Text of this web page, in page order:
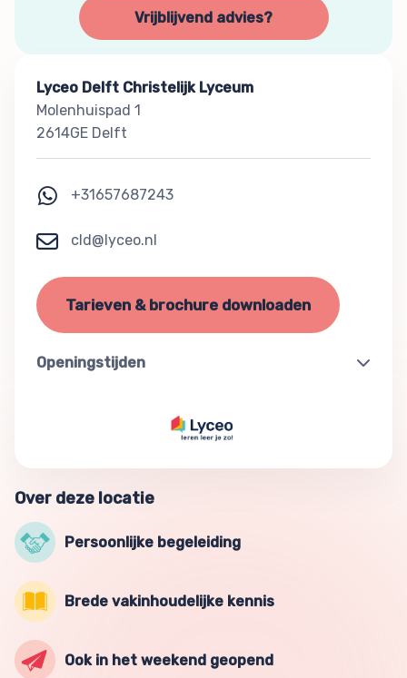
Vrijblijvend advies?
Lyceo Delft Christelijk Lyceum
Molenhuispad 1
2614GE Delft
+31657687243
cld@lyceo.nl
Tarieven & brochure downloaden
Openingstijden
Over deze locatie
Persoonlijke begeleiding
Brede vakinhoudelijke kennis
Ook in het weekend geopend